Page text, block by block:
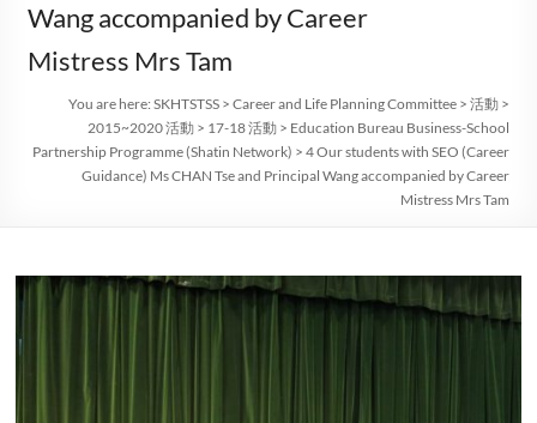
Wang accompanied by Career
Mistress Mrs Tam
You are here:SKHTSTSS >Career and Life Planning Committee >活動 >
2015~2020 活動 > 17-18 活動 > Education Bureau Business-School
Partnership Programme (Shatin Network) >4 Our students with SEO (Career
Guidance) Ms CHAN Tse and Principal Wang accompanied by Career
Mistress Mrs Tam